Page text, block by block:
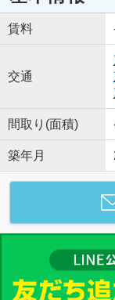
賃料
交通
間取り(面積)
築年月